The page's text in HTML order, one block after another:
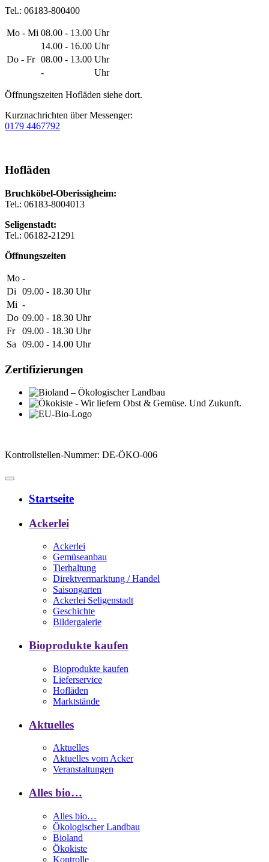
Tel.: 06183-800400
Mo - Mi 08.00 - 13.00 Uhr
14.00 - 16.00 Uhr
Do - Fr 08.00 - 13.00 Uhr
-
Uhr
Öffnungszeiten Hofläden siehe dort.
Kurznachrichten über Messenger:
0179 4467792
Hofläden
Bruchköbel-Oberissigheim:
Tel.: 06183-8004013
Seligenstadt:
Tel.: 06182-21291
Öffnungszeiten
Mo -
Di
09.00 - 18.30 Uhr
Mi -
Do 09.00 - 18.30 Uhr
Fr
09.00 - 18.30 Uhr
Sa
09.00 - 14.00 Uhr
Zertifizierungen
Kontrollstellen-Nummer: DE-ÖKO-006
Startseite
Ackerlei
Ackerlei
Gemüseanbau
Tierhaltung
Direktvermarktung / Handel
Saisongarten
Ackerlei Seligenstadt
Geschichte
Bildergalerie
Bioprodukte kaufen
Bioprodukte kaufen
Lieferservice
Hofläden
Marktstände
Aktuelles
Aktuelles
Aktuelles vom Acker
Veranstaltungen
Alles bio…
Alles bio…
Ökologischer Landbau
Bioland
Ökokiste
Kontrolle